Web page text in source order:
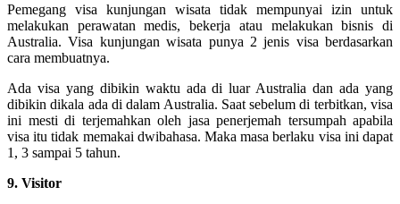
Pemegang visa kunjungan wisata tidak mempunyai izin untuk
melakukan perawatan medis, bekerja atau melakukan bisnis di
Australia. Visa kunjungan wisata punya 2 jenis visa berdasarkan
cara membuatnya.
Ada visa yang dibikin waktu ada di luar Australia dan ada yang
dibikin dikala ada di dalam Australia. Saat sebelum di terbitkan, visa
ini mesti di terjemahkan oleh jasa penerjemah tersumpah apabila
visa itu tidak memakai dwibahasa. Maka masa berlaku visa ini dapat
1, 3 sampai 5 tahun.
9. Visitor